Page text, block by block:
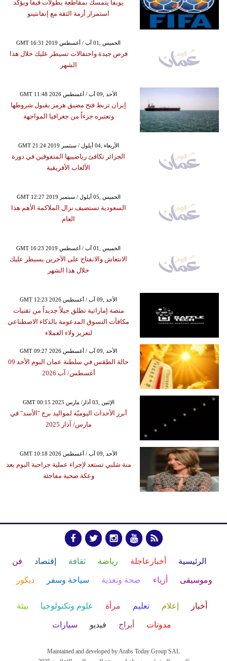
يويفا يتمسك بمقاطعة بطولات فيفا ويؤكد
استمرار أزمة الثقة مع إنفانتينو
GMT 16:31 2019 الخميس ,01 آب / أغسطس
فرص جيدة واحتفالات تسيطر عليك خلال هذا
الشهر
GMT 11:48 2026 الأحد ,09 آب / أغسطس
إيران تربط فتح مضيق هرمز بقبول شروطها
وتعتبره جزءاً من جغرافيا المواجهة
GMT 21:24 2019 الأربعاء ,04 أيلول / سبتمبر
الجزائر تكافئ رياضييها المتفوقين في دورة
الألعاب الأفريقية
GMT 12:27 2019 الخميس ,05 أيلول / سبتمبر
السعودية تستضيف نزال الملاكمة الأهم هذا
العام
GMT 16:23 2019 الخميس ,01 آب / أغسطس
الانتعاش والانفتاح على الآخرين يسيطر عليك
خلال هذا الشهر
GMT 12:23 2026 الأحد ,09 آب / أغسطس
منصة إماراتية تطلق جيلاً جديداً من تقنيات
مكافآت التسوق المدعومة بالذكاء الاصطناعي
لتعزيز ولاء العملاء
GMT 09:27 2026 الأحد ,09 آب / أغسطس
حالة الطقس في سلطنة عمان اليوم الأحد 09
أغسطس/ آب 2026
GMT 00:15 2025 الإثنين ,03 آذار/ مارس
أبرز الأحداث اليوميّة لمواليد برج "الأسد" في
مارس/ آذار 2025
GMT 10:18 2026 الأحد ,09 آب / أغسطس
منة شلبي تستعد لإجراء عملية جراحية اليوم بعد
وعكة صحية مفاجئة
الرئيسية أخبارعاجلة رياضة ثقافة إقتصاد فن
وموسيقى أزياء صحة وتغذية سياحة وسفر ديكور
أخبار إعلام تعليم مرأة علوم وتكنولوجيا بيئة
مدونات أبراج فيديو سيارات
Maintained and developed by Arabs Today Group SAL